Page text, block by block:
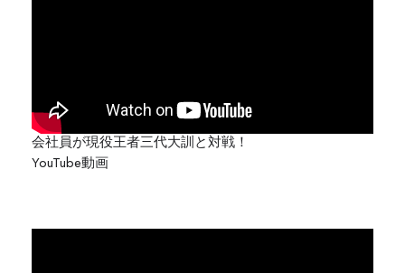
会社員が現役王者三代大訓と対戦！
YouTube動画